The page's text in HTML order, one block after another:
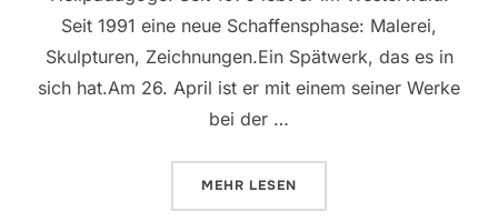
Seit 1991 eine neue Schaffensphase: Malerei,
Skulpturen, Zeichnungen.Ein Spätwerk, das es in
sich hat.Am 26. April ist er mit einem seiner Werke
bei der …
MEHR ÜBER „DAS WERK DER WOCHE
LESEN